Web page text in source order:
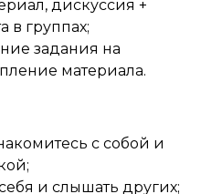
дискуссия +
в группах;
задания на
материала.
с собой и
и слышать других;